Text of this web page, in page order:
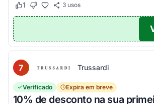
Este cupom funcionou
1 Este cupom não funcionou
3usos
7 Trussardi
Verificado Expira em breve
10% de desconto na sua